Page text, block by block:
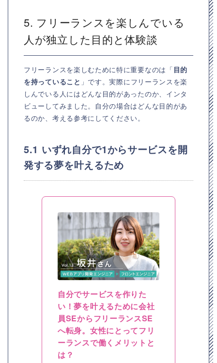
5. フリーランスを楽しんでいる
人が独立した目的と体験談
フリーランスを楽しむために特に重要なのは「 目的
を持っていること 」です。実際にフリーランスを楽
しんでいる人にはどんな目的があったのか、インタ
ビューしてみました。自分の場合はどんな目的があ
るのか、考える参考にしてください。
5.1 いずれ自分で1からサービスを開
発する夢を叶えるため
自分でサービスを作りた
い！夢を叶えるために会社
員SEからフリーランスSE
へ転身。女性にとってフリ
ーランスで働くメリットと
は？